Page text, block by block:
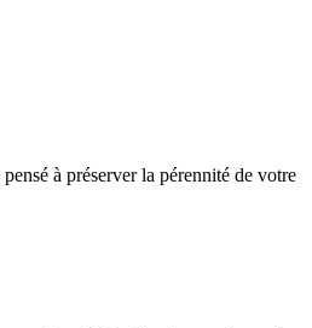
à préserver la pérennité de votre